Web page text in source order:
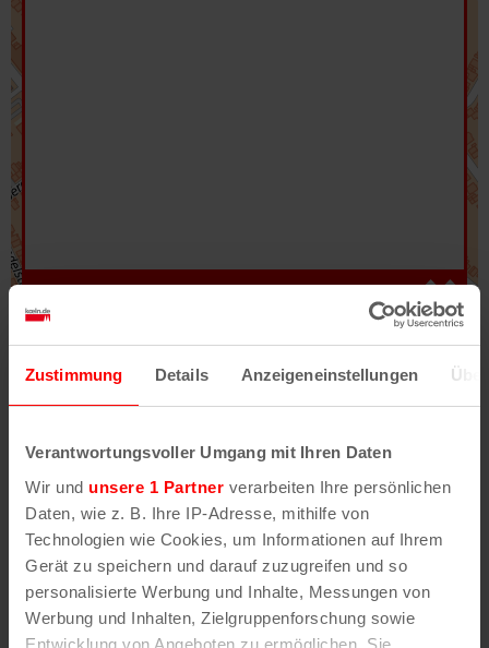
Zustimmung Details Anzeigeneinstellungen
Verantwortungsvoller Umgang mit Ihren Daten
Wir und unsere 1 Partner verarbeiten Ihre persönlichen
Daten, wie z. B. Ihre IP-Adresse, mithilfe von
Technologien wie Cookies, um Informationen auf Ihrem
Gerät zu speichern und darauf zuzugreifen und so
personalisierte Werbung und Inhalte, Messungen von
Werbung und Inhalten, Zielgruppenforschung sowie
Entwicklung von Angeboten zu ermöglichen. Sie
Fehler/Problem melden
Darstellung des RVR-Kartenwerks
Stadtplanwerk
erhältst Du unsere koeln.de-Karte mit vielen
weiteren Details wie z.B. Hausnummern.
Unser Stadtplan basiert auf Daten des
OpenStreetMap
-Projekts (
© OpenStreetMap
Mitwirkende
) und von OpenCycleMap.org